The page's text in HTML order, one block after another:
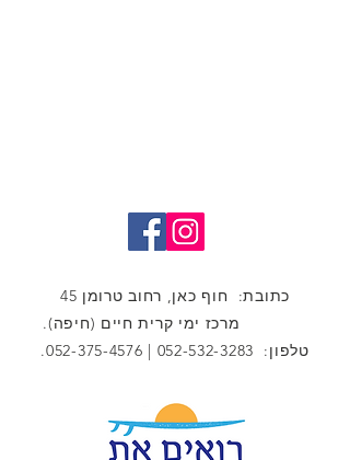
כתובת: חוף כאן, רחוב טרומן 45
מרכז ימי קרית חיים (חיפה).
טלפון: 052-532-3283
|
052-375-4576
.